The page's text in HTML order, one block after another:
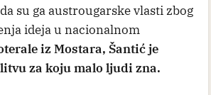
su ga austrougarske vlasti zbog
ideja u nacionalnom
iz Mostara, Šantić je
za koju malo ljudi zna.